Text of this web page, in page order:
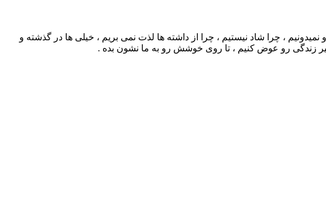
، چرا شاد نیستیم ، چرا از داشته ها لذت نمی بریم ، خیلی ها در گذشته و
زندگی رو عوض کنیم ، تا روی خوشش رو به ما نشون بده .